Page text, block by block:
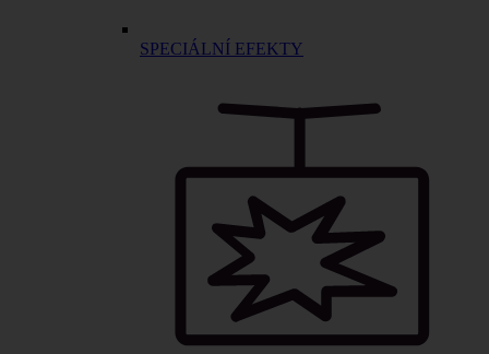
SPECIÁLNÍ EFEKTY